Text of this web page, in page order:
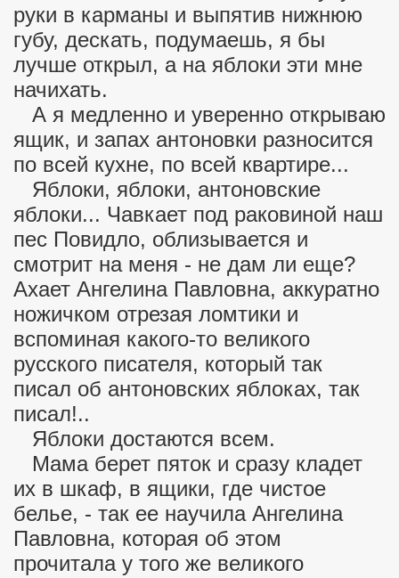
руки в карманы и выпятив нижнюю
губу, дескать, подумаешь, я бы
лучше открыл, а на яблоки эти мне
начихать.
А я медленно и уверенно открываю
ящик, и запах антоновки разносится
по всей кухне, по всей квартире...
Яблоки, яблоки, антоновские
яблоки... Чавкает под раковиной наш
пес Повидло, облизывается и
смотрит на меня - не дам ли еще?
Ахает Ангелина Павловна, аккуратно
ножичком отрезая ломтики и
вспоминая какого-то великого
русского писателя, который так
писал об антоновских яблоках, так
писал!..
Яблоки достаются всем.
Мама берет пяток и сразу кладет
их в шкаф, в ящики, где чистое
белье, - так ее научила Ангелина
Павловна, которая об этом
прочитала у того же великого